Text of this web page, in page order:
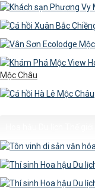
Mộc Châu